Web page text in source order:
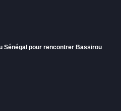
Sénégal pour rencontrer Bassirou